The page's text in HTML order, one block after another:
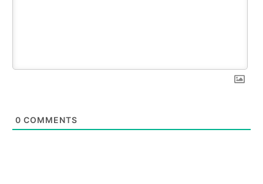
0 COMMENTS